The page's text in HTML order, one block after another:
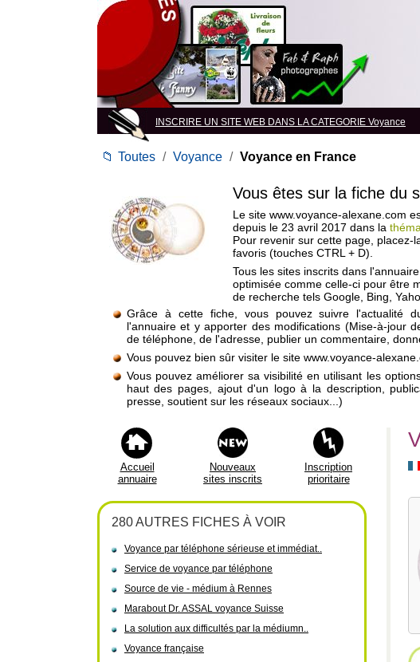
INSCRIRE UN SITE WEB DANS LA CATEGORIE Voyance
📁 Toutes / Voyance / Voyance en France
Vous êtes sur la fiche du
Le site www.voyance-alexane.com
depuis le 23 avril 2017 dans la
Pour revenir sur cette page, placez-
favoris (touches CTRL + D).
Tous les sites inscrits dans
optimisée comme celle-ci pour être
de recherche tels Google, Bing,
Grâce à cette fiche, vous pouvez suivre l'actualité
l'annuaire et y apporter des modifications (Mise-à-jour
de téléphone, de l'adresse, publier un commentaire,
Vous pouvez bien sûr visiter le site www.voyance-
Vous pouvez améliorer sa visibilité en utilisant les
haut des pages, ajout d'un logo à la description,
presse, soutient sur les réseaux sociaux...)
Accueil
annuaire
Nouveaux
sites inscrits
Inscription
prioritaire
280 AUTRES FICHES À VOIR
Voyance par téléphone sérieuse et immédiat..
Service de voyance par téléphone
Source de vie - médium à Rennes
Marabout Dr. ASSAL voyance Suisse
La solution aux difficultés par la médiumn..
Voyance française